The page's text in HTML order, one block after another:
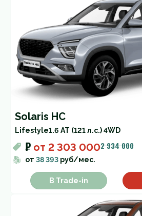
Solaris HC
Lifestyle1.6 AT (121 л.с.) 4WD
₽ от 2 303 0002 934 000
от 38 393 руб/мес.
В Trade-in